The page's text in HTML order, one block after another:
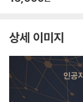
상세 이미지